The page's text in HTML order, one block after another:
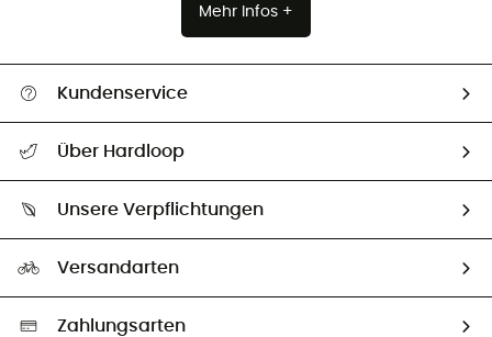
Mehr Infos +
Kundenservice
Größentabelle
Vertrag widerrufen
Über Hardloop
Unsere Botschafter
Unsere Verpflichtungen
Auswahl an nachhaltigen Produkten
Versandarten
Zahlungsarten